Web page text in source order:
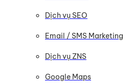
Dịch vụ SEO
Email / SMS Marketing
Dịch vụ ZNS
Google Maps